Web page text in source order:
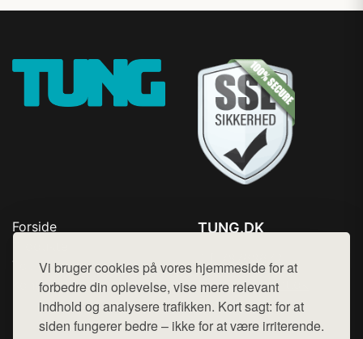
Vi bruger cookies på vores hjemmeside for at
forbedre din oplevelse, vise mere relevant
indhold og analysere trafikken. Kort sagt: for at
siden fungerer bedre – ikke for at være irriterende.
Forside
Top Rabatter
Kontakt
TUNG.DK
Mail: hej@want.dk
Cookie- og privatlivspolitik